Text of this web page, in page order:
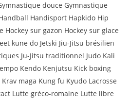
douce Gymnastique
Handisport Hapkido Hip
Hockey sur gazon Hockey sur glace
kune do Jetski Jiu-Jitsu brésilien
Ju-Jitsu traditionnel Judo Kali
Kendo Kenjutsu Kick boxing
maga Kung fu Kyudo Lacrosse
Lutte gréco-romaine Lutte libre